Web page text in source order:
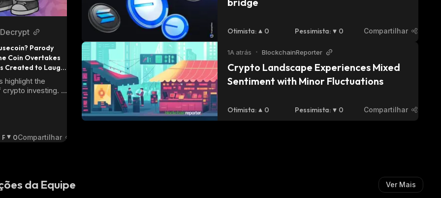
Decrypt
Parody
Coin Overtakes
Created to Laugh
highlight the
crypto investing.
P
M
0Compartilhar
Otimista: 0 Pessimista: 0 Compartilhar
1A atrás • BlockchainReporter
Crypto Landscape Experiences Mixed
Sentiment with Minor Fluctuations
Otimista: 0 Pessimista: 0 Compartilhar
da Equipe Ver Mais